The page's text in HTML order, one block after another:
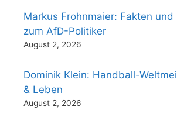
Markus Frohnmaier: Fakten
zum AfD-Politiker
August 2, 2026
Dominik Klein: Handball-
& Leben
August 2, 2026